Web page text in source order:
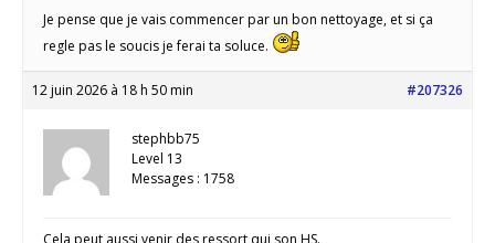
Je pense que je vais commencer par un bon nettoyage, et si ça
regle pas le soucis je ferai ta soluce.
12 juin 2026 à 18 h 50 min #207326
stephbb75
Level 13
Messages : 1758